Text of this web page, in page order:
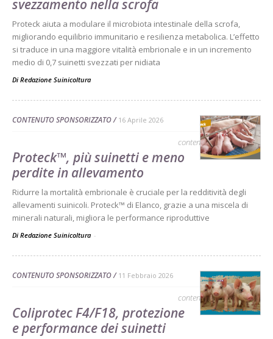
svezzamento nella scrofa
Proteck aiuta a modulare il microbiota intestinale della scrofa,
migliorando equilibrio immunitario e resilienza metabolica. L’effetto
si traduce in una maggiore vitalità embrionale e in un incremento
medio di 0,7 suinetti svezzati per nidiata
Di Redazione Suinicoltura
CONTENUTO SPONSORIZZATO 16 Aprile 2026
contenuto sponsorizzato
Proteck™, più suinetti e meno
perdite in allevamento
Ridurre la mortalità embrionale è cruciale per la redditività degli
allevamenti suinicoli. Proteck™ di Elanco, grazie a una miscela di
minerali naturali, migliora le performance riproduttive
Di Redazione Suinicoltura -
CONTENUTO SPONSORIZZATO 11 Febbraio 2026
contenuto sponsorizzato
Coliprotec F4/F18, protezione
e performance dei suinetti